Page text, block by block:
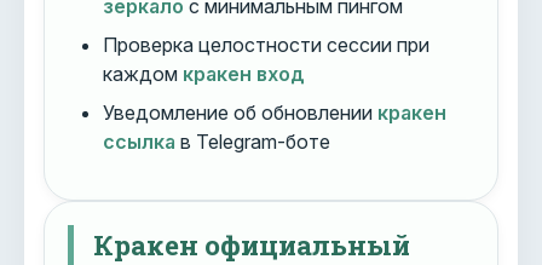
зеркало с минимальным пингом
Проверка целостности сессии при
каждом кракен вход
Уведомление об обновлении кракен
ссылка в Telegram-боте
Кракен официальный